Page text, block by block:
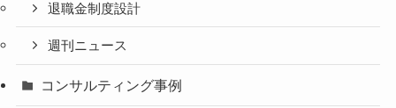
退職金制度設計
週刊ニュース
コンサルティング事例